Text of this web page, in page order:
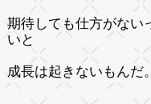
期待しても仕方がない
いと
成長は起きないもんだ。